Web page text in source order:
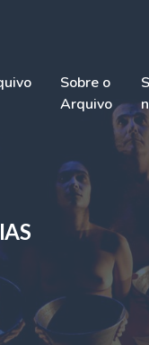
Sobre o
Arquivo